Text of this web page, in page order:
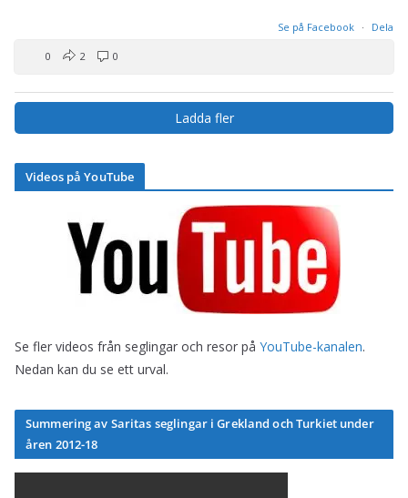
Se på Facebook · Dela
0 2 0
Ladda fler
Videos på YouTube
Se fler videos från seglingar och resor på YouTube-kanalen.
Nedan kan du se ett urval.
Summering av Saritas seglingar i Grekland och Turkiet under
åren 2012-18